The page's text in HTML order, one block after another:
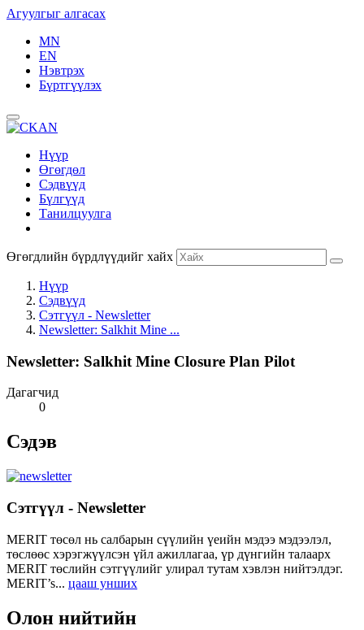
Агуулгыг алгасах
MN
EN
Нэвтрэх
Бүртгүүлэх
Нүүр
Өгөгдөл
Сэдвүүд
Бүлгүүд
Танилцуулга
Өгөгдлийн бүрдлүүдийг хайх
Нүүр
Сэдвүүд
Сэтгүүл - Newsletter
Newsletter: Salkhit Mine ...
Newsletter: Salkhit Mine Closure Plan Pilot
Дагагчид
0
Сэдэв
Сэтгүүл - Newsletter
MERIT төсөл нь салбарын сүүлийн үеийн мэдээ мэдээлэл,
төслөөс хэрэгжүүлсэн үйл ажиллагаа, үр дүнгийн талаарх
MERIT төслийн сэтгүүлийг улирал тутам хэвлэн нийтэлдэг.
MERIT’s... цааш унших
Олон нийтийн